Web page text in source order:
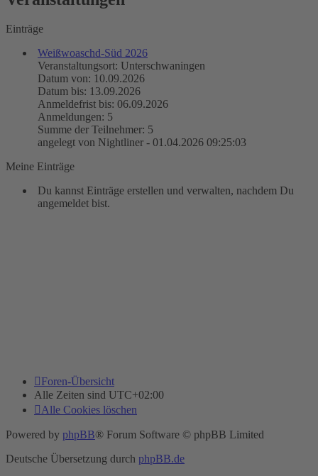
Einträge
Weißwoaschd-Süd 2026
Veranstaltungsort: Unterschwaningen
Datum von: 10.09.2026
Datum bis: 13.09.2026
Anmeldefrist bis: 06.09.2026
Anmeldungen: 5
Summe der Teilnehmer: 5
angelegt von Nightliner - 01.04.2026 09:25:03
Meine Einträge
Du kannst Einträge erstellen und verwalten, nachdem Du
angemeldet bist.
Foren-Übersicht
Alle Zeiten sind UTC+02:00
Alle Cookies löschen
Powered by phpBB® Forum Software © phpBB Limited
Deutsche Übersetzung durch phpBB.de